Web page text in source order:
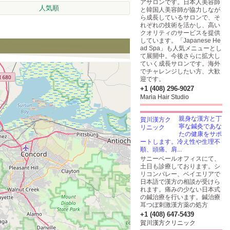
人気順
アサロンです。日本人美容師
と韓国人美容師が協力しなが
ら成長しているサロンで、そ
れぞれの技術を活かし、高い
クオリティのサービスを提供
しています。「Japanese He
ad Spa」も人気メニューとし
て展開中。今後さらに拡大し
ていく成長サロンです。海外
でチャレンジしたい方、大歓
迎です。
+1 (408) 296-9027
Maria Hair Studio
親身な漢方と丁
寧な鍼灸であな
たの健康をサポ
ートします。冷え性や生理不
順、頭痛、肩...
サニーベールオフィスにて、
土日も診療しております。シ
リコンバレー、ベイエリアで
日本語で漢方の相談が受けら
れます。痛みの少ない日本式
の鍼治療を行います。鍼治療
耳つぼ刺激漢方薬の処方
+1 (408) 647-5439
賀川漢方クリニック